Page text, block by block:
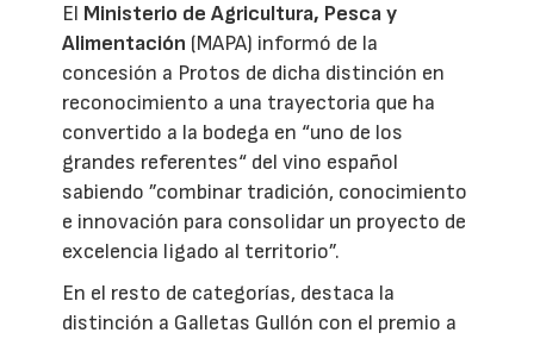
El Ministerio de Agricultura, Pesca y
Alimentación (MAPA) informó de la
concesión a Protos de dicha distinción en
reconocimiento a una trayectoria que ha
convertido a la bodega en “uno de los
grandes referentes“ del vino español
sabiendo ”combinar tradición, conocimiento
e innovación para consolidar un proyecto de
excelencia ligado al territorio”.
En el resto de categorías, destaca la
distinción a Galletas Gullón con el premio a